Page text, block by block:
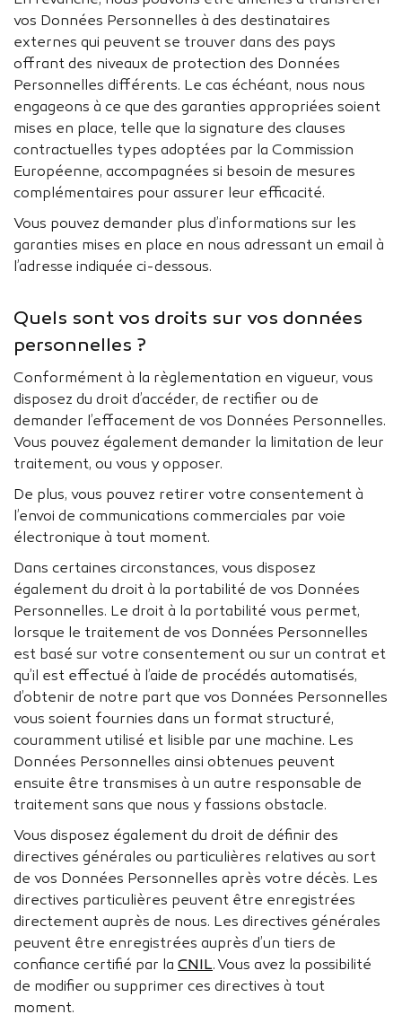
vos Données Personnelles à des destinataires
externes qui peuvent se trouver dans des pays
offrant des niveaux de protection des Données
Personnelles différents. Le cas échéant, nous nous
engageons à ce que des garanties appropriées soient
mises en place, telle que la signature des clauses
contractuelles types adoptées par la Commission
Européenne, accompagnées si besoin de mesures
complémentaires pour assurer leur efficacité.
Vous pouvez demander plus d’informations sur les
garanties mises en place en nous adressant un email à
l’adresse indiquée ci-dessous.
Quels sont vos droits sur vos données
personnelles ?
Conformément à la règlementation en vigueur, vous
disposez du droit d’accéder, de rectifier ou de
demander l’effacement de vos Données Personnelles.
Vous pouvez également demander la limitation de leur
traitement, ou vous y opposer.
De plus, vous pouvez retirer votre consentement à
l’envoi de communications commerciales par voie
électronique à tout moment.
Dans certaines circonstances, vous disposez
également du droit à la portabilité de vos Données
Personnelles. Le droit à la portabilité vous permet,
lorsque le traitement de vos Données Personnelles
est basé sur votre consentement ou sur un contrat et
qu’il est effectué à l’aide de procédés automatisés,
d’obtenir de notre part que vos Données Personnelles
vous soient fournies dans un format structuré,
couramment utilisé et lisible par une machine. Les
Données Personnelles ainsi obtenues peuvent
ensuite être transmises à un autre responsable de
traitement sans que nous y fassions obstacle.
Vous disposez également du droit de définir des
directives générales ou particulières relatives au sort
de vos Données Personnelles après votre décès. Les
directives particulières peuvent être enregistrées
directement auprès de nous. Les directives générales
peuvent être enregistrées auprès d’un tiers de
confiance certifié par la CNIL. Vous avez la possibilité
de modifier ou supprimer ces directives à tout
moment.